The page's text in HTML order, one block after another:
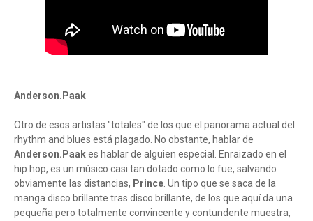
Anderson.Paak
Otro de esos artistas "totales" de los que el panorama actual del
rhythm and blues está plagado. No obstante, hablar de
Anderson.Paakes hablar de alguien especial. Enraizado en el
hip hop, es un músico casi tan dotado como lo fue, salvando
obviamente las distancias, Prince. Un tipo que se saca de la
manga disco brillante tras disco brillante, de los que aquí da una
pequeña pero totalmente convincente y contundente muestra,